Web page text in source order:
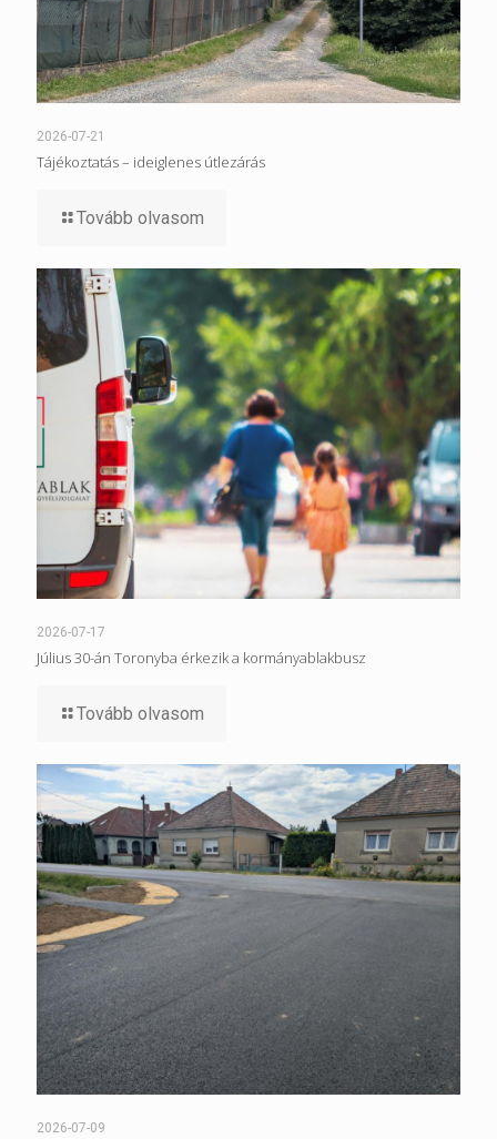
2026-07-21
Tájékoztatás – ideiglenes útlezárás
Tovább olvasom
2026-07-17
Július 30-án Toronyba érkezik a kormányablakbusz
Tovább olvasom
2026-07-09